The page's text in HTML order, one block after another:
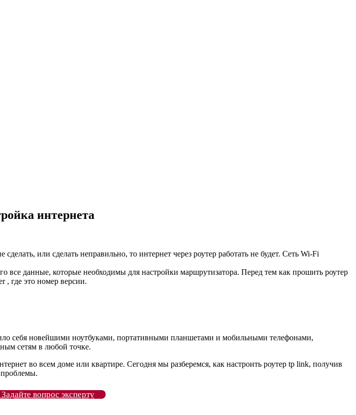
интернета
или сделать неправильно, то интернет через роутер работать не будет. Сеть Wi-Fi
все данные, которые необходимы для настройки маршрутизатора. Перед тем как прошить роутер
, где это номер версии.
себя новейшими ноутбуками, портативными планшетами и мобильными телефонами,
сетям в любой точке.
во всем доме или квартире. Сегодня мы разберемся, как настроить роутер tp link, получив
вопрос эксперту